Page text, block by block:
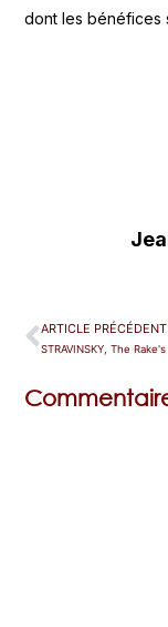
dont les bénéfices
ARTICLE PRÉCÉDENT